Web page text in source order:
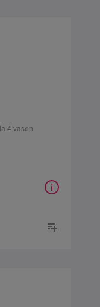
4 vasen